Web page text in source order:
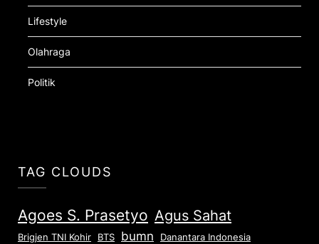
Lifestyle
Olahraga
Politik
TAG CLOUDS
Agoes S. Prasetyo Agus Sahat
Brigjen TNI Kohir BTS bumn Danantara Indonesia